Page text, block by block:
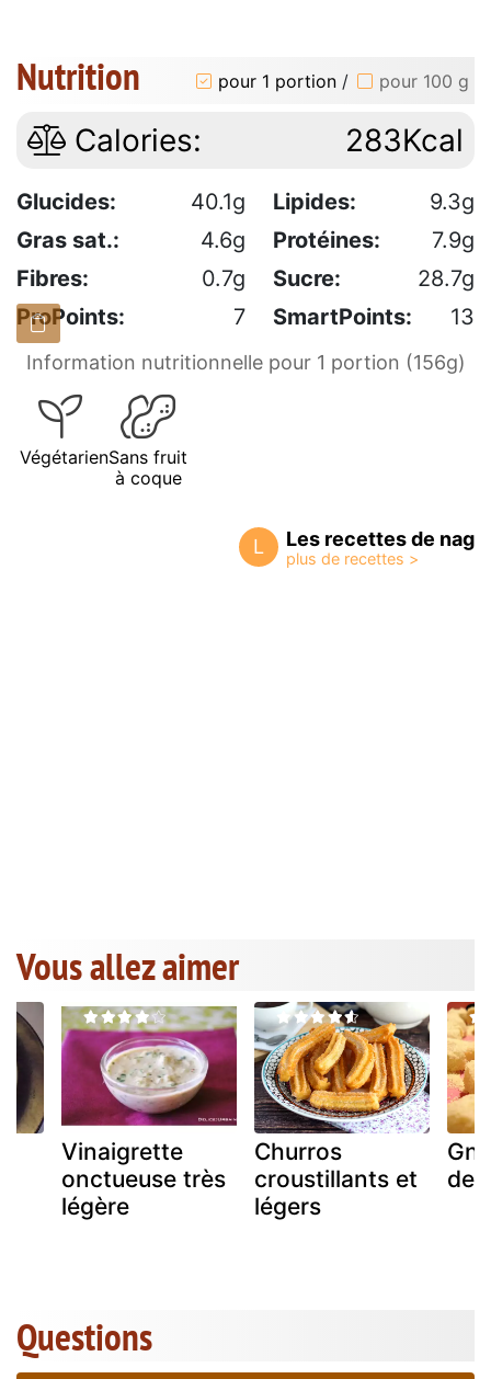
Nutrition pour 1 portion / pour 100 g
Calories: 283Kcal
Glucides: 40.1g Lipides:
9.3g
Gras sat.:
4.6g Protéines:
7.9g
Fibres:
0.7g Sucre:
28.7g
ProPoints:
7 SmartPoints: 13
Information nutritionnelle pour 1 portion (156g)
VégétarienSans fruit
à coque
L Les recettes de nag
Vous allez aimer
Vinaigrette
onctueuse très
légère
Churros
croustillants et
légers
de
Questions